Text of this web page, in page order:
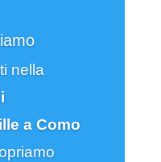
nella
a Como